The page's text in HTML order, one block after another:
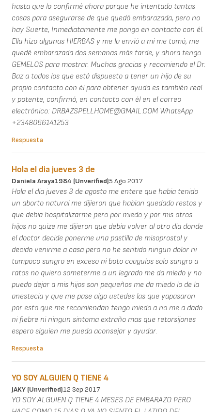
hasta que lo confirmé ahora porque he intentado tantas
cosas para asegurarse de que quedó embarazada, pero no
hay Suerte, Inmediatamente me pongo en contacto con él.
Ella hizo algunas HIERBAS y me la envió a mí me tomó, me
quedé embarazada dos semanas más tarde, y ahora tengo
GEMELOS para mostrar. Muchas gracias y recomiendo el Dr.
Baz a todos los que está dispuesto a tener un hijo de su
propio contacto con él para obtener ayuda es también real
y potente, confirmó, en contacto con él en el correo
electrónico: DRBAZSPELLHOME@GMAIL.COM WhatsApp
+2348066141253
Respuesta
Hola el dia jueves 3 de
Daniela Araya1984 (unverified)5 Ago 2017
Hola el dia jueves 3 de agosto me entere que habia tenido
un aborto natural me dijieron que habian quedado restos y
que debia hospitalizarme pero por miedo y por mis otros
hijos no quize me dijieron que debia volver al otro dia donde
el doctor decide ponerme una pastilla de misoprostol y
decido venirme a casa pero no he sentido ningun dolor ni
tampoco sangro en exceso ni boto coagulos solo sangro a
ratos no quiero someterme a un legrado me da miedo y no
puedo dejar a mis hijos son pequeños me da miedo lo de la
anestecia y que me pase algo ustedes las que yapasaron
por esto que me recomiendan tengo miedo a no me a dado
ni fiebre ni ningun sintoma extraño mas que retorsijones
espero slguien me pueda aconsejar y ayudar.
Respuesta
YO SOY ALGUIEN Q TIENE 4
JAKY (unverified)12 Sep 2017
YO SOY ALGUIEN Q TIENE 4 MESES DE EMBARAZO PERO